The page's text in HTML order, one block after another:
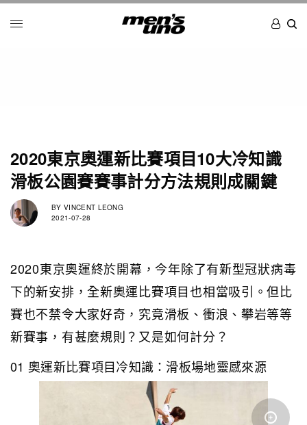
2020東京奧運新比賽項目10大冷知識
滑板公園賽賽事計分方法規則成關鍵
BY VINCENT LEONG
2021-07-28
2020東京奧運終於開幕，今年除了有新型冠狀病毒
下的新安排，全新奧運比賽項目也相當吸引。但比
賽也不禁令大家好奇，究竟滑板、衝浪、攀岩等等
新賽事，有甚麼規則？又是如何計分？
01 奧運新比賽項目冷知識：滑板場地靈感來源